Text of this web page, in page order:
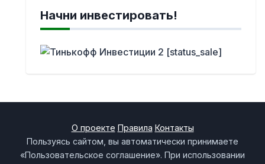
Начни инвестировать!
О проекте Правила Контакты
Пользуясь сайтом, вы автоматически принимаете
«Пользовательское соглашение». При использовании